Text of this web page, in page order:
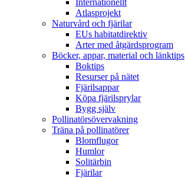
Atlasprojekt
Naturvård och fjärilar
EUs habitatdirektiv
Arter med åtgärdsprogram
Böcker, appar, material och länktips
Boktips
Resurser på nätet
Fjärilsappar
Köpa fjärilsprylar
Bygg själv
Pollinatörsövervakning
Träna på pollinatörer
Blomflugor
Humlor
Solitärbin
Fjärilar